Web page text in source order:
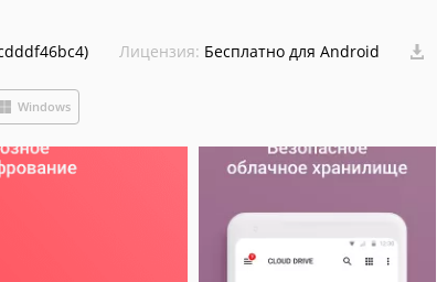
Лицензия: Бесплатно для Android
Windows